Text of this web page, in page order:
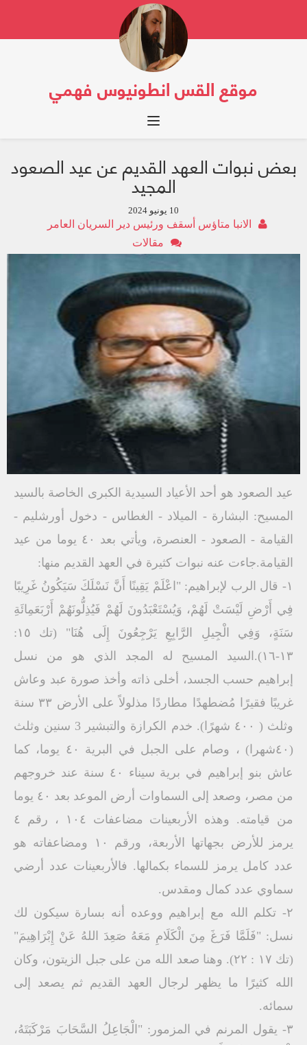
موقع القس انطونيوس فهمي
Toggle navigation
بعض نبوات العهد القديم عن عيد الصعود
المجيد
10 يونيو 2024
الانبا متاؤس أسقف ورئيس دير السريان العامر
مقالات
عيد الصعود هو أحد الأعياد السيدية الكبرى الخاصة بالسيد
المسيح: البشارة - الميلاد - الغطاس - دخول أورشليم -
القيامة - الصعود - العنصرة، ويأتي بعد ٤٠ يوما من عيد
القيامة.جاءت عنه نبوات كثيرة في العهد القديم منها:
١- قال الرب لإبراهيم: "اعْلَمْ يَقِينًا أَنَّ نَسْلَكَ سَيَكُونُ غَرِيبًا
فِي أَرْضِ لَيْسَتْ لَهُمْ، وَيُسْتَعْبَدُونَ لَهُمْ فَيُذِلُّونَهُمْ أَرْبَعَمِائَةِ
سَنَةٍ، وَفِي الْجِيلِ الرَّابِعِ يَرْجِعُونَ إِلَى هُنَا" (تك ١٥:
١٣-١٦).السيد المسيح له المجد الذي هو من نسل
إبراهيم حسب الجسد، أخلى ذاته وأخذ صورة عبد وعاش
غريبًا فقيرًا مُضطهدًا مطاردًا مذلولاً على الأرض ٣٣ سنة
وثلث ( ٤٠٠ شهرًا). خدم الكرازة والتبشير 3 سنين وثلث
(٤٠شهرا) ، وصام على الجبل في البرية ٤٠ يوما، كما
عاش بنو إبراهيم في برية سيناء ٤٠ سنة عند خروجهم
من مصر، وصعد إلى السماوات أرض الموعد بعد ٤٠ يوما
من قيامته. وهذه الأربعينات مضاعفات ١٠٤ ، رقم ٤
يرمز للأرض بجهاتها الأربعة، ورقم ١٠ ومضاعفاته هو
عدد كامل يرمز للسماء بكمالها. فالأربعينات عدد أرضي
سماوي عدد كمال ومقدس.
٢- تكلم الله مع إبراهيم ووعده أنه بسارة سيكون لك
نسل: "فَلَمَّا فَرَغَ مِنَ الْكَلَامِ مَعَهُ صَعِدَ اللهُ عَنْ إِبْرَاهِيمَ"
(تك ۱۷ : ۲۲). وهنا صعد الله من على جبل الزيتون، وكان
الله كثيرًا ما يظهر لرجال العهد القديم ثم يصعد إلى
سمائه.
٣- يقول المرنم في المزمور: "الْجَاعِلُ السَّحَابَ مَرْكَبَتَهُ،